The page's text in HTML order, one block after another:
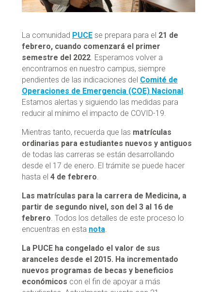
La comunidad PUCEse prepara para el 21 de
febrero, cuando comenzará el primer
semestre del 2022. Esperamos volver a
encontrarnos en nuestro campus, siempre
pendientes de las indicaciones del Comité de
Operaciones de Emergencia (COE) Nacional .
Estamos alertas y siguiendo las medidas para
reducir al mínimo el impacto de COVID-19.
Mientras tanto, recuerda que las matrículas
ordinarias para estudiantes nuevos y antiguos
de todas las carreras se están desarrollando
desde el 17 de enero. El trámite se puede hacer
hasta el 4 de febrero.
Las matrículas para la carrera de Medicina, a
partir de segundo nivel, son del 3 al 16 de
febrero. Todos los detalles de este proceso lo
encuentras en esta nota.
La PUCE ha congelado el valor de sus
aranceles desde el 2015. Ha incrementado
nuevos programas de becas y beneficios
económicos con el fin de apoyar a más